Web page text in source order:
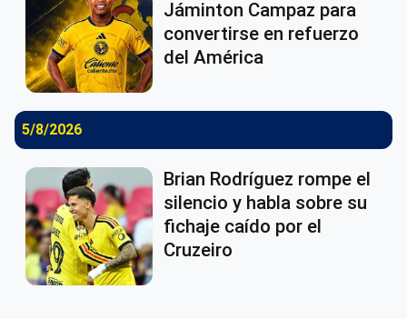
Jáminton Campaz para
convertirse en refuerzo
del América
5/8/2026
Brian Rodríguez rompe el
silencio y habla sobre su
fichaje caído por el
Cruzeiro